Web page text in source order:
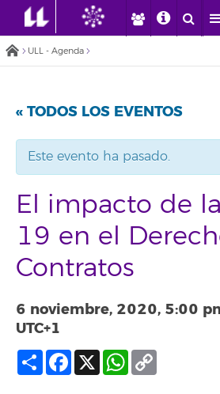
ULL - Agenda
« TODOS LOS EVENTOS
Este evento ha pasado.
El impacto de
19 en el
Contratos
6 noviembre, 2020, 5:00
UTC+1
Compartir
Facebook
X WhatsApp